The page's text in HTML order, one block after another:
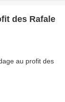
des Rafale